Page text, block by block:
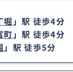
堀 」駅 徒歩4分
町」駅 徒歩4分
」駅 徒歩5分